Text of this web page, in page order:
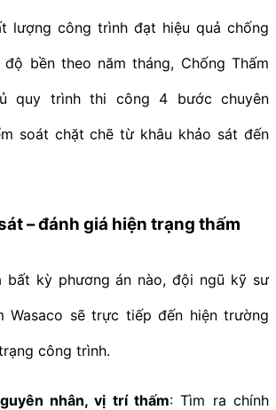
lượng công trình đạt hiệu quả chống
bền theo năm tháng, Chống Thấm
quy trình thi công 4 bước chuyên
soát chặt chẽ từ khâu khảo sát đến
– đánh giá hiện trạng thấm
bất kỳ phương án nào, đội ngũ kỹ sư
Wasaco sẽ trực tiếp đến hiện trường
công trình.
nhân, vị trí thấm: Tìm ra chính